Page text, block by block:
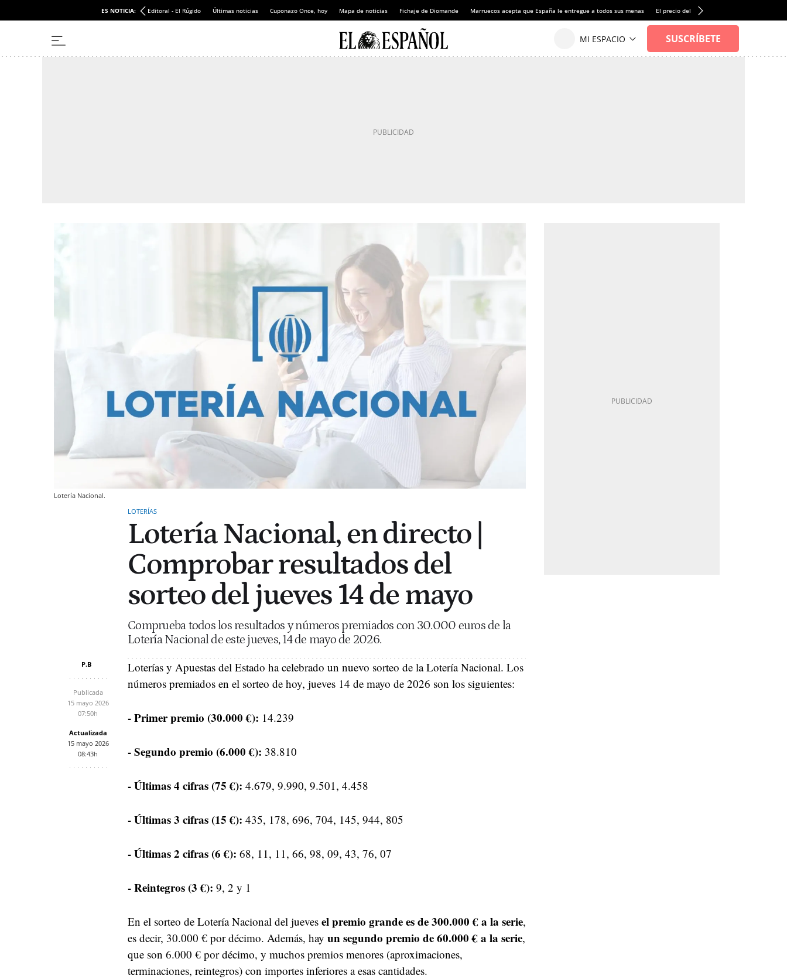
ES NOTICIA: Editoral - El Rúgido Últimas noticias Cuponazo Once, hoy Mapa de noticias Fichaje de Diomande Marruecos acepta que España le entregue a todos sus menas El precio del alquiler de vivienda baja por
Lotería Nacional.
LOTERÍAS
Lotería Nacional, en directo |
Comprobar resultados del
sorteo del jueves 14 de mayo
Comprueba todos los resultados y números premiados con 30.000 euros de la
Lotería Nacional de este jueves, 14 de mayo de 2026.
P.B
Publicada
15 mayo 2026
07:50h
Actualizada
15 mayo 2026
08:43h
Loterías y Apuestas del Estado ha celebrado un nuevo sorteo de la Lotería Nacional. Los
números premiados en el sorteo de hoy, jueves 14 de mayo de 2026 son los siguientes:
- Primer premio (30.000 €): 14.239
- Segundo premio (6.000 €): 38.810
- Últimas 4 cifras (75 €): 4.679, 9.990, 9.501, 4.458
- Últimas 3 cifras (15 €): 435, 178, 696, 704, 145, 944, 805
- Últimas 2 cifras (6 €): 68, 11, 11, 66, 98, 09, 43, 76, 07
- Reintegros (3 €): 9, 2 y 1
En el sorteo de Lotería Nacional del jueves el premio grande es de 300.000 € a la serie,
es decir, 30.000 € por décimo. Además, hay un segundo premio de 60.000 € a la serie,
que son 6.000 € por décimo, y muchos premios menores (aproximaciones,
terminaciones, reintegros) con importes inferiores a esas cantidades.